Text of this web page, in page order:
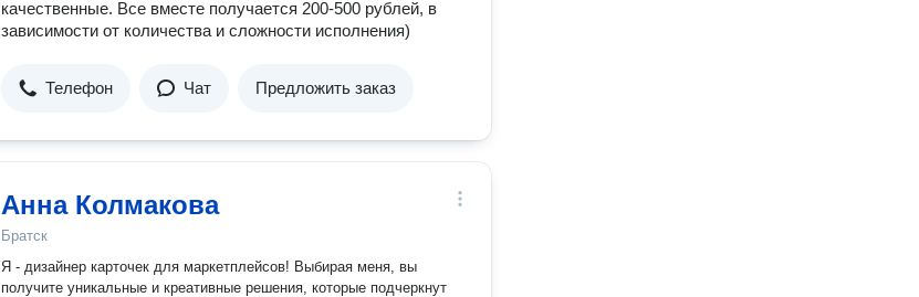
качественные. Все вместе получается 200-500 рублей, в
зависимости от количества и сложности исполнения)
Телефон Чат Предложить заказ
Анна Колмакова
Братск
Я - дизайнер карточек для маркетплейсов! Выбирая меня, вы
получите уникальные и креативные решения, которые подчеркнут